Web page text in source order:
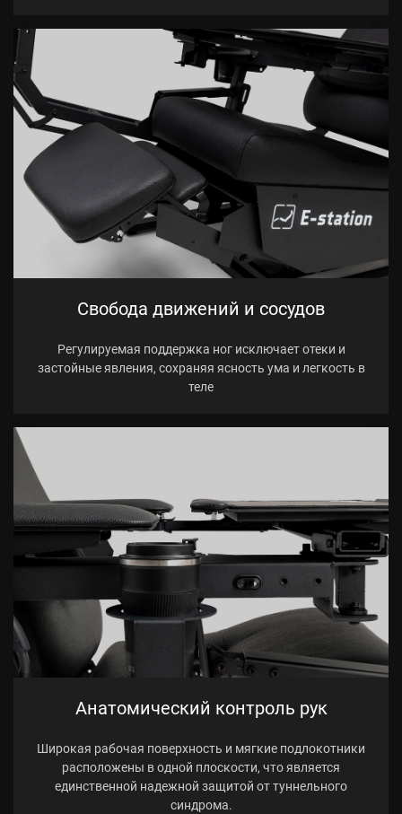
Свобода движений и сосудов
Регулируемая поддержка ног исключает отеки и
застойные явления, сохраняя ясность ума и легкость в
теле
Анатомический контроль рук
Широкая рабочая поверхность и мягкие подлокотники
расположены в одной плоскости, что является
единственной надежной защитой от туннельного
синдрома.